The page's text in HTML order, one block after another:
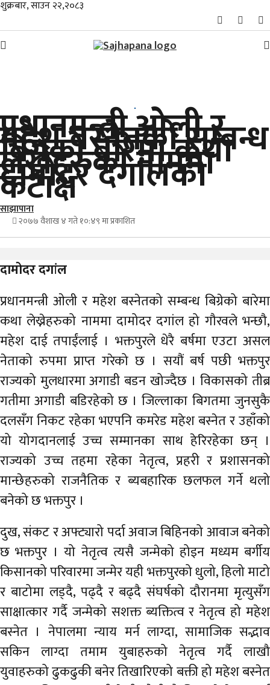
शुक्रबार, साउन २२,२०८३
विशेष
स्थानीय
राजनीति
जीवनशैली
अर्थ
अन्तरवार्ता
विचार/
बहस
प्रधानमन्त्री ओली र
महेश बस्नेतको सम्बन्ध
बिग्रेको बारेमा कथा
लेख्नेहरुको नाममा
दामोदर दगांलको
कटाक्ष
साझापाना
२०७७ वैशाख ४ गते १०:४९ मा प्रकाशित
दामोदर दगांल
प्रधानमन्त्री ओली र महेश बस्नेतको सम्बन्ध बिग्रेको बारेमा
कथा लेख्नेहरुको नाममा दामोदर दगांल हो गौरवले भन्छौ,
महेश दाई तपाईंलाई । भक्तपुरले धेरै बर्षमा एउटा असल
नेताको रुपमा प्राप्त गरेको छ । सयौं बर्ष पछी भक्तपुर
राज्यको मुलधारमा अगाडी बडन खोज्दैछ । विकासको तीब्र
गतीमा अगाडी बडिरहेको छ । जिल्लाका बिगतमा जुनसुकै
दलसँग निकट रहेका भएपनि कमरेड महेश बस्नेत र उहाँको
यो योगदानलाई उच्च सम्मानका साथ हेरिरहेका छन् ।
राज्यको उच्च तहमा रहेका नेतृत्व, प्रहरी र प्रशासनको
मान्छेहरुको राजनैतिक र ब्यबहारिक छलफल गर्ने थलो
बनेको छ भक्तपुर ।
दुख, संकट र अफ्ट्यारो पर्दा अवाज बिहिनको आवाज बनेको
छ भक्तपुर । यो नेतृत्व त्यसै जन्मेको होइन मध्यम बर्गीय
किसानको परिवारमा जन्मेर यही भक्तपुरको धुलो, हिलो माटो
र बाटोमा लड्दै, पढ्दै र बढ्दै संघर्षको दौरानमा मृत्युसँग
साक्षात्कार गर्दै जन्मेको सशक्त ब्यक्तित्व र नेतृत्व हो महेश
बस्नेत । नेपालमा न्याय मर्न लाग्दा, सामाजिक सद्भाव
सकिन लाग्दा तमाम युबाहरुको नेतृत्व गर्दै लाखौ
युवाहरुको ढुकढुकी बनेर तिखारिएको बक्ती हो महेश बस्नेत